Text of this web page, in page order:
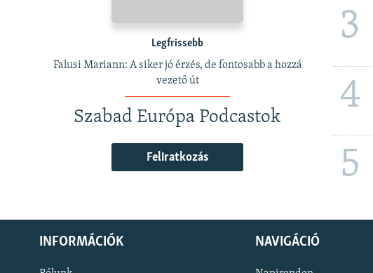
Legfrissebb
Falusi Mariann: A siker jó érzés, de fontosabb a hozzá
vezető út
Szabad Európa Podcastok
Feliratkozás
3
4
5
INFORMÁCIÓK NAVIGÁCIÓ